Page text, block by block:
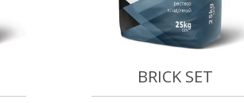
BRICK SET